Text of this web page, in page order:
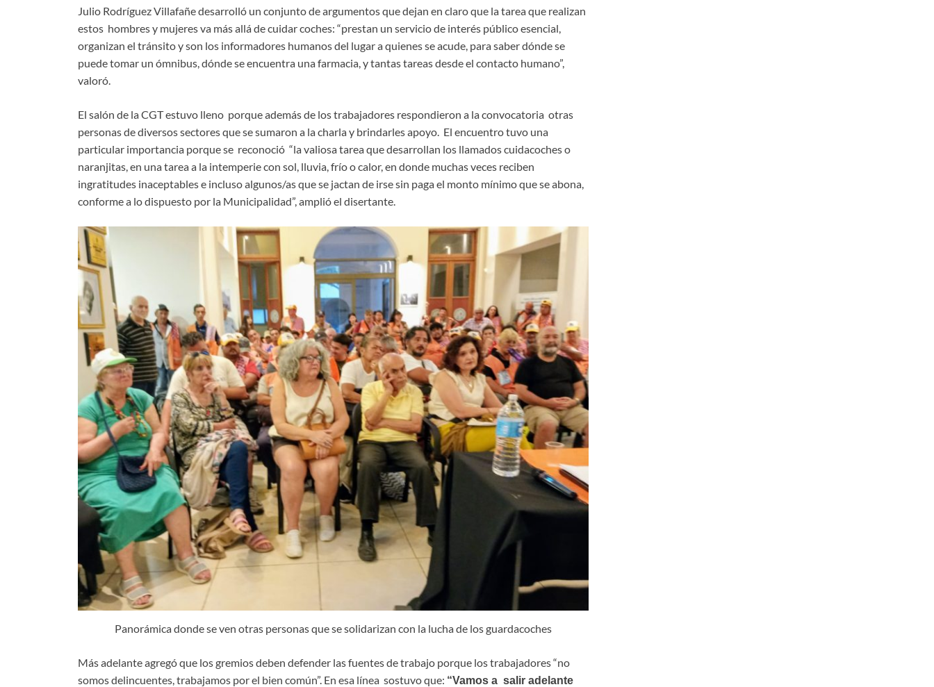
Julio Rodríguez Villafañe desarrolló un conjunto de argumentos que dejan en claro que la tarea que realizan
estos hombres y mujeres va más allá de cuidar coches: “prestan un servicio de interés público esencial,
organizan el tránsito y son los informadores humanos del lugar a quienes se acude, para saber dónde se
puede tomar un ómnibus, dónde se encuentra una farmacia, y tantas tareas desde el contacto humano”,
valoró.
El salón de la CGT estuvo lleno porque además de los trabajadores respondieron a la convocatoria otras
personas de diversos sectores que se sumaron a la charla y brindarles apoyo. El encuentro tuvo una
particular importancia porque se reconoció “la valiosa tarea que desarrollan los llamados cuidacoches o
naranjitas, en una tarea a la intemperie con sol, lluvia, frío o calor, en donde muchas veces reciben
ingratitudes inaceptables e incluso algunos/as que se jactan de irse sin paga el monto mínimo que se abona,
conforme a lo dispuesto por la Municipalidad”, amplió el disertante.
Panorámica donde se ven otras personas que se solidarizan con la lucha de los guardacoches
Más adelante agregó que los gremios deben defender las fuentes de trabajo porque los trabajadores “no
somos delincuentes, trabajamos por el bien común”. En esa línea sostuvo que: “Vamos a salir adelante